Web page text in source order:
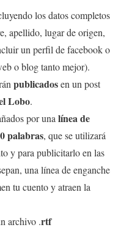
los datos completos
apellido, lugar de origen,
un perfil de facebook o
o blog tanto mejor).
publicadosen un post
Lobo.
por una línea de
palabras, que se utilizará
y para publicitarlo en las
una línea de enganche
tu cuento y atraen la
archivo .rtf